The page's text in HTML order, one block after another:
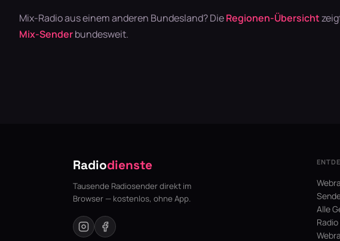
Mix-Radio aus einem anderen Bundesland? DieRegionen-Übersicht
Mix-Senderbundesweit.
Radiodienste
Tausende Radiosender direkt im
Browser — kostenlos, ohne App.
Alle